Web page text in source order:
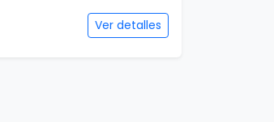
Ver detalles